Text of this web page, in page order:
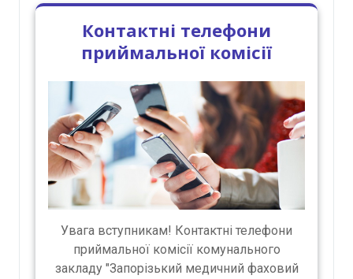
Контактні телефони
приймальної комісії
Увага вступникам! Контактні телефони
приймальної комісії комунального
закладу "Запорізький медичний фаховий